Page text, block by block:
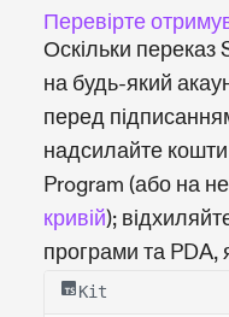
Перевірте
Оскільки переказ
на будь-який
перед
надсилайте
Program (або на
кривій);
програми та PDA,
Kit